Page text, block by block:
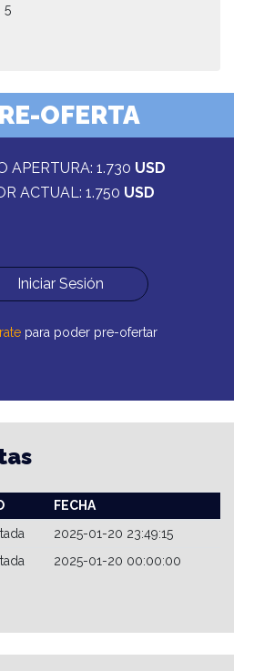
5
OFERTA
APERTURA: 1.730 USD
ACTUAL: 1.750 USD
Iniciar Sesión
para poder pre-ofertar
FECHA
2025-01-20 23:49:15
2025-01-20 00:00:00